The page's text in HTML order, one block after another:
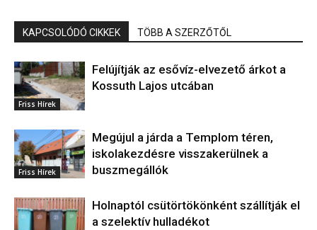
KAPCSOLÓDÓ CIKKEK TÖBB A SZERZŐTŐL
Friss Hírek
Felújítják az esővíz-elvezető árkot a
Kossuth Lajos utcában
Friss Hírek
Megújul a járda a Templom téren,
iskolakezdésre visszakerülnek a
buszmegállók
Holnaptól csütörtökönként szállítják el
a szelektív hulladékot